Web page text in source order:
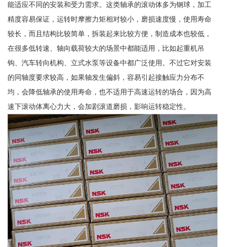
能适应不同的安装和受力需求。这类轴承的滚动体多为钢球，加工
精度容易保证，运转时摩擦力矩相对较小，磨损速度慢，使用寿命
较长，而且结构比较简单，拆装起来比较方便，制造成本也较低，
在很多低转速、轴向载荷较大的场景中都能适用，比如起重机吊
钩、汽车转向机构、立式水泵等设备中都广泛使用。不过它对安装
的同轴度要求较高，如果轴发生偏斜，容易引起接触应力分布不
均，会降低轴承的使用寿命，也不适用于高速运转的场合，因为高
速下滚动体离心力大，会加剧滚道磨损，影响运转稳定性。